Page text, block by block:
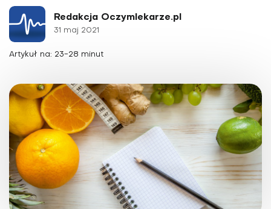
Redakcja Oczymlekarze.pl
31 maj 2021
Artykuł na: 23-28 minut